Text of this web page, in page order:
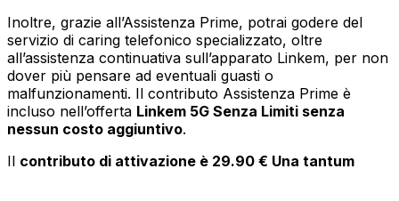
Inoltre, grazie all’Assistenza Prime, potrai godere del
servizio di caring telefonico specializzato, oltre
all’assistenza continuativa sull’apparato Linkem, per non
dover più pensare ad eventuali guasti o
malfunzionamenti. Il contributo Assistenza Prime è
incluso nell’offerta Linkem 5G Senza Limiti senza
nessun costo aggiuntivo.
Il contributo di attivazione è 29.90 € Una tantum